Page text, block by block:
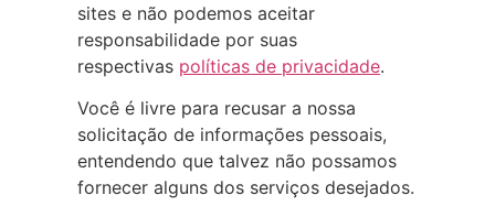
sites e não podemos aceitar
responsabilidade por suas
respectivas políticas de privacidade.
Você é livre para recusar a nossa
solicitação de informações pessoais,
entendendo que talvez não possamos
fornecer alguns dos serviços desejados.